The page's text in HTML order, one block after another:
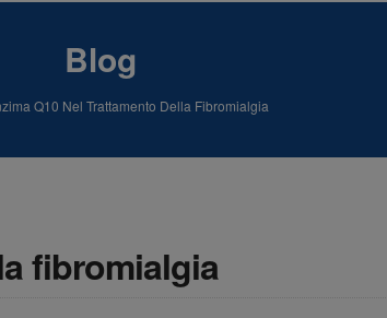
Blog
Q10 Nel Trattamento Della Fibromialgia
fibromialgia